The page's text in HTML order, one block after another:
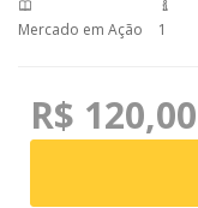
Mercado em Ação 1
R$ 120,00